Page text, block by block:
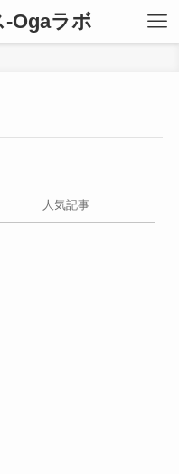
Ogaラボ
人気記事